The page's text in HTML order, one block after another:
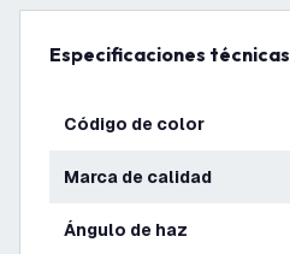
Especificaciones técnicas
Código de color
Marca de calidad
Ángulo de haz